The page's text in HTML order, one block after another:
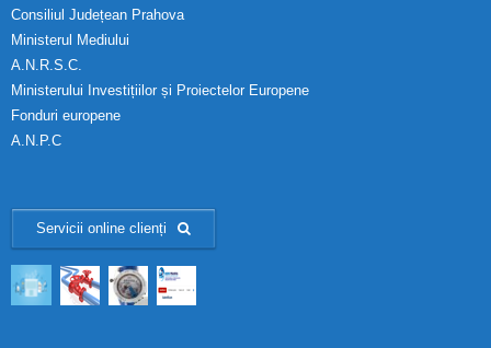
Consiliul Județean Prahova
Ministerul Mediului
A.N.R.S.C.
Ministerului Investițiilor și Proiectelor Europene
Fonduri europene
A.N.P.C
Servicii online clienți